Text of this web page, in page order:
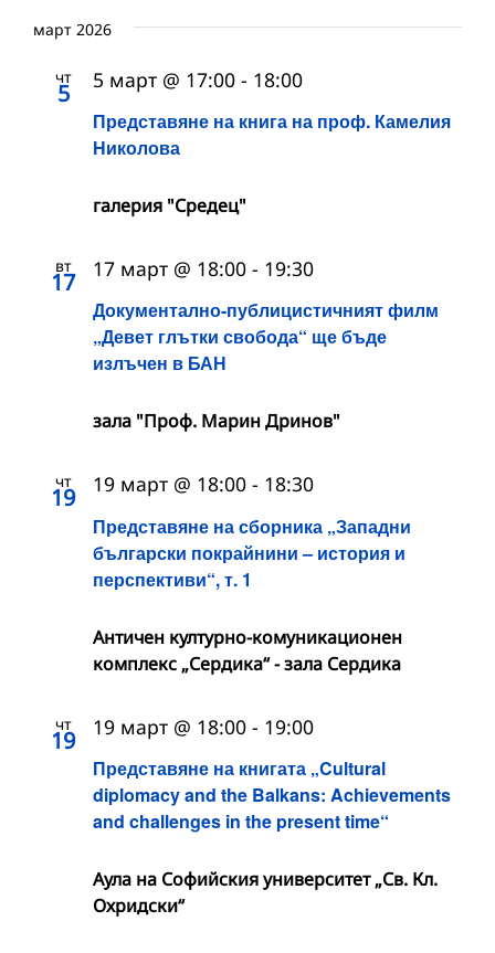
март 2026
чт
5
Представяне на книга на проф. Камелия
Николова
5 март @ 17:00 - 18:00
галерия "Средец"
вт
17
Документално-публицистичният филм
„Девет глътки свобода“ ще бъде
излъчен в БАН
17 март @ 18:00 - 19:30
зала "Проф. Марин Дринов"
чт
19
Представяне на сборника „Западни
български покрайнини – история и
перспективи“, т. 1
19 март @ 18:00 - 18:30
Античен културно-комуникационен
комплекс „Сердика“ - зала Сердика
чт
19
Представяне на книгата „Cultural
diplomacy and the Balkans: Achievements
and challenges in the present time“
19 март @ 18:00 - 19:00
Аула на Софийския университет „Св. Кл.
Охридски“